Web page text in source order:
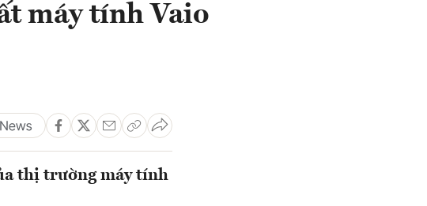
máy tính Vaio
thị trường máy tính